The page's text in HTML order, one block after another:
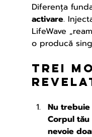
Diferența
activare.
LifeWave
o producă
Trei
Nu
Corpul
nevoie